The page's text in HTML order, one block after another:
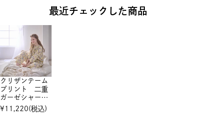
最近チェックした商品
クリザンテーム
プリント 二重
ガーゼシャーリ
ング 7分袖セ
ットアップ
¥ 11,220(税込)